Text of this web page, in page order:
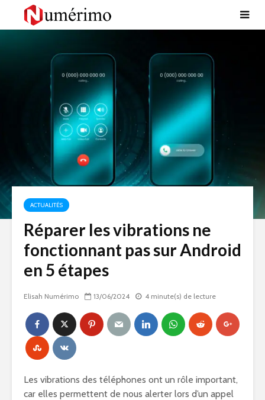
ACTUALITÉS
Réparer les vibrations ne
fonctionnant pas sur Android
en 5 étapes
Elisah Numérimo 13/06/2024 4 minute(s) de lecture
Les vibrations des téléphones ont un rôle important,
car elles permettent de nous alerter lors d’un appel